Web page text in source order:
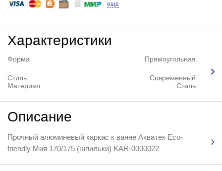
еще
Характеристики
Форма Прямоугольная
Стиль
Современный
Материал
Сталь
Описание
Прочный алюминевый каркас к ванне Акватек Eco-
friendly Мия 170/175 (шпильки) KAR-0000022